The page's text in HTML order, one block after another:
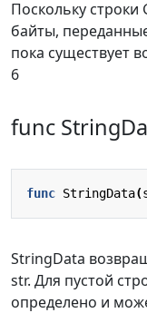
Поскольку
байты,
пока существует
6
func
func StringData(
StringData
str. Для пустой
определено и